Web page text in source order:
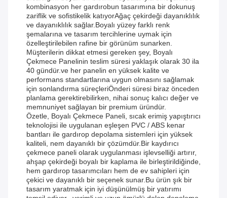
kombinasyon her gardırobun tasarımına bir dokunuş
zariflik ve sofistikelik katıyorAğaç çekirdeği dayanıklılık
ve dayanıklılık sağlar.Boyalı yüzey farklı renk
şemalarına ve tasarım tercihlerine uymak için
özelleştirilebilen rafine bir görünüm sunarken.
Müşterilerin dikkat etmesi gereken şey, Boyalı
Çekmece Panelinin teslim süresi yaklaşık olarak 30 ila
40 gündür.ve her panelin en yüksek kalite ve
performans standartlarına uygun olmasını sağlamak
için sonlandırma süreçleriÖnderi süresi biraz önceden
planlama gerektirebilirken, nihai sonuç kalıcı değer ve
memnuniyet sağlayan bir premium üründür.
Özetle, Boyalı Çekmece Paneli, sıcak erimiş yapıştırıcı
teknolojisi ile uygulanan eşleşen PVC / ABS kenar
bantları ile gardırop depolama sistemleri için yüksek
kaliteli, nem dayanıklı bir çözümdür.Bir kaydırıcı
çekmece paneli olarak uygulanması işlevselliği artırır,
ahşap çekirdeği boyalı bir kaplama ile birleştirildiğinde,
hem gardırop tasarımcıları hem de ev sahipleri için
çekici ve dayanıklı bir seçenek sunar.Bu ürün şık bir
tasarım yaratmak için iyi düşünülmüş bir yatırımı